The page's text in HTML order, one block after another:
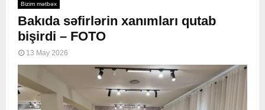
Bizim mətbəx
Bakıda səfirlərin xanımları qutab
bişirdi – FOTO
13 May 2026